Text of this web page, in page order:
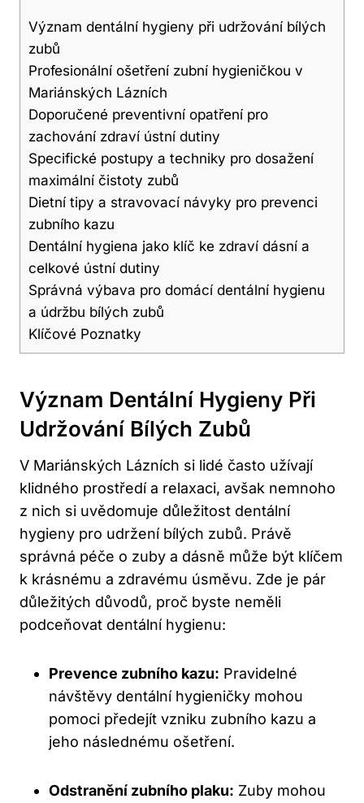
Význam dentální hygieny při udržování bílých
zubů
Profesionální ošetření zubní hygieničkou v
Mariánských Lázních
Doporučené preventivní opatření pro
zachování zdraví ústní dutiny
Specifické postupy a techniky pro dosažení
maximální čistoty zubů
Dietní tipy a stravovací návyky pro prevenci
zubního kazu
Dentální hygiena jako klíč ke zdraví dásní a
celkové ústní dutiny
Správná výbava pro domácí dentální hygienu
a údržbu bílých zubů
Klíčové Poznatky
Význam Dentální Hygieny Při
Udržování Bílých Zubů
V Mariánských Lázních si lidé často užívají
klidného prostředí a relaxaci, avšak nemnoho
z nich si uvědomuje důležitost dentální
hygieny pro udržení bílých zubů. Právě
správná péče o zuby a dásně může být klíčem
k krásnému a zdravému úsměvu. Zde je pár
důležitých důvodů, proč byste neměli
podceňovat dentální hygienu:
Prevence zubního kazu: Pravidelné
návštěvy dentální hygieničky mohou
pomoci předejít vzniku zubního kazu a
jeho následnému ošetření.
Odstranění zubního plaku: Zuby mohou